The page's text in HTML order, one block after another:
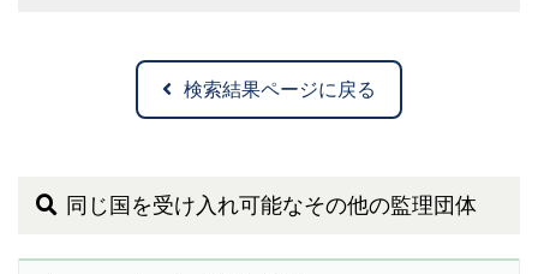
検索結果ページに戻る
同じ国を受け入れ可能なその他の監理団体